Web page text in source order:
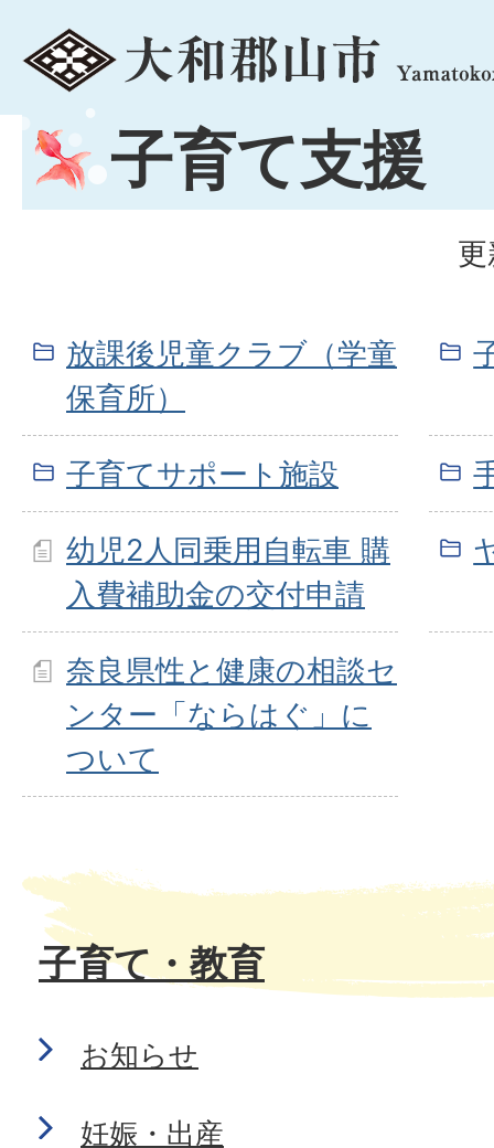
menu
子育て支援
放課後児童クラブ（学童
保育所）
子育てサポート施設
幼児2人同乗用自転車 購
入費補助金の交付申請
奈良県性と健康の相談セ
ンター「ならはぐ」に
ついて
子育て・教育
お知らせ
妊娠・出産